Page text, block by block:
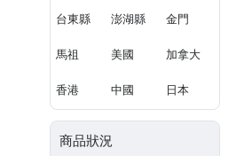
台東縣 澎湖縣 金門
馬祖 美國 加拿大
香港 中國 日本
商品狀況